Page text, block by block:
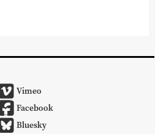
Vimeo
Facebook
Bluesky